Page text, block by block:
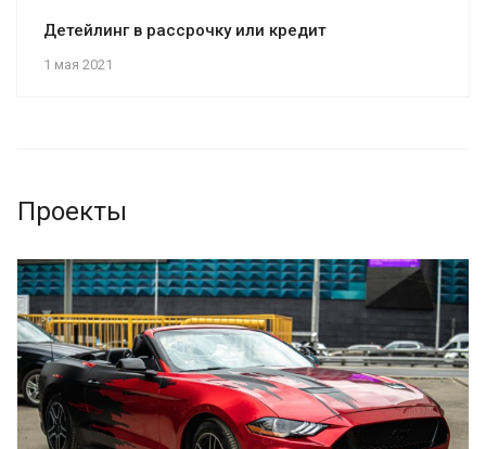
1 мая 2021
Детейлинг в рассрочку или кредит
Проекты